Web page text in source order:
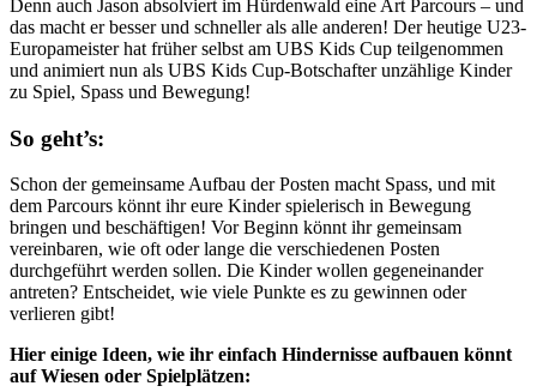
Denn auch Jason absolviert im Hürdenwald eine Art Parcours – und
das macht er besser und schneller als alle anderen! Der heutige U23-
Europameister hat früher selbst am UBS Kids Cup teilgenommen
und animiert nun als UBS Kids Cup-Botschafter unzählige Kinder
zu Spiel, Spass und Bewegung!
So geht’s:
Schon der gemeinsame Aufbau der Posten macht Spass, und mit
dem Parcours könnt ihr eure Kinder spielerisch in Bewegung
bringen und beschäftigen! Vor Beginn könnt ihr gemeinsam
vereinbaren, wie oft oder lange die verschiedenen Posten
durchgeführt werden sollen. Die Kinder wollen gegeneinander
antreten? Entscheidet, wie viele Punkte es zu gewinnen oder
verlieren gibt!
Hier einige Ideen, wie ihr einfach Hindernisse aufbauen könnt
auf Wiesen oder Spielplätzen: